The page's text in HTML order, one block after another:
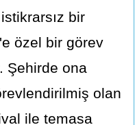
bir
özel bir görev
Şehirde ona
olan
ile temasa